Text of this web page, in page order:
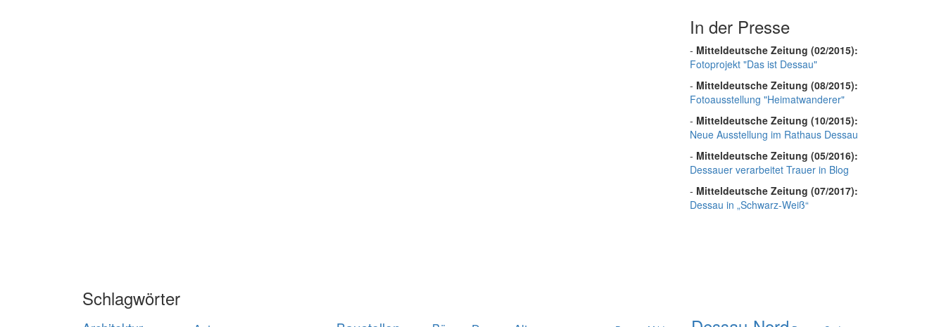
In der Presse
- Mitteldeutsche Zeitung (02/2015):
Fotoprojekt "Das ist Dessau"
- Mitteldeutsche Zeitung (08/2015):
Fotoausstellung "Heimatwanderer"
- Mitteldeutsche Zeitung (10/2015):
Neue Ausstellung im Rathaus Dessau
- Mitteldeutsche Zeitung (05/2016):
Dessauer verarbeitet Trauer in Blog
- Mitteldeutsche Zeitung (07/2017):
Dessau in „Schwarz-Weiß“
Schlagwörter